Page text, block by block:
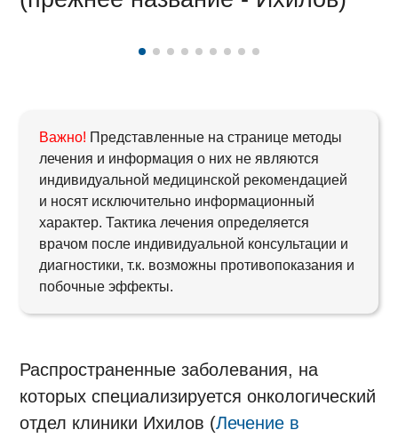
Важно! Представленные на странице методы
лечения и информация о них не являются
индивидуальной медицинской рекомендацией
и носят исключительно информационный
характер. Тактика лечения определяется
врачом после индивидуальной консультации и
диагностики, т.к. возможны противопоказания и
побочные эффекты.
Распространенные заболевания, на
которых специализируется онкологический
отдел клиники Ихилов (Лечение в